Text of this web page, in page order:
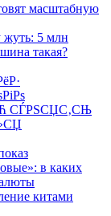
масштабную
жуть: 5 млн
такая?
СЃРЅСЏС‚СЊ
в каких
китами